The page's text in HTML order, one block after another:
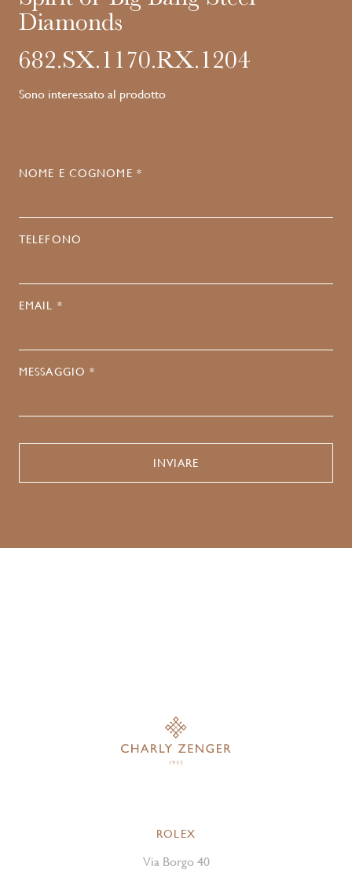
Diamonds
682.SX.1170.RX.1204
Sono interessato al prodotto
NOME E COGNOME *
TELEFONO
EMAIL *
MESSAGGIO *
ROLEX
Via Borgo 40